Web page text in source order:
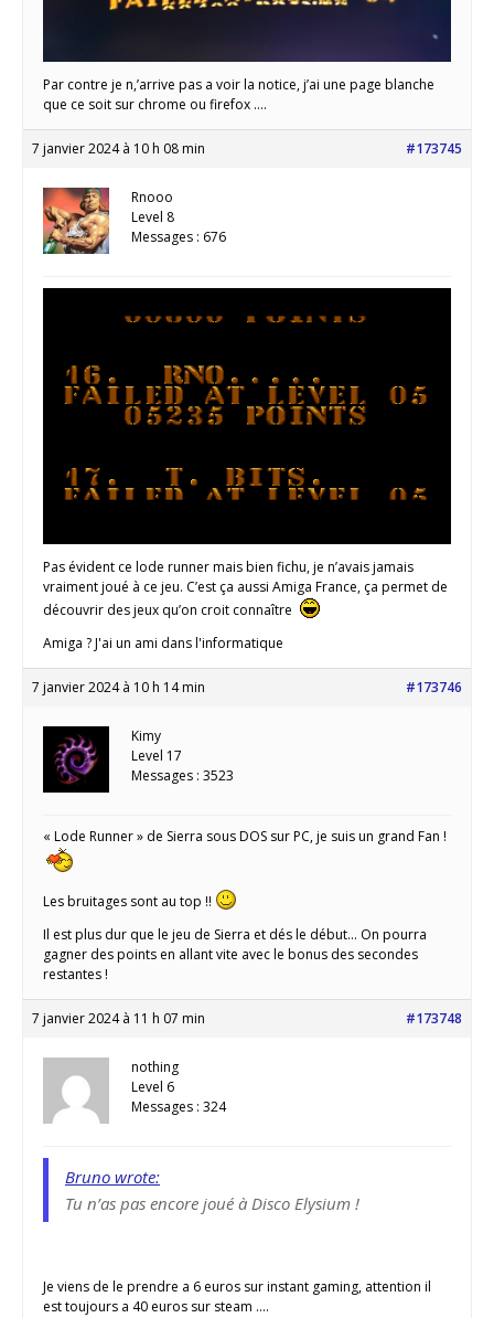
Par contre je n,’arrive pas a voir la notice, j’ai une page blanche
que ce soit sur chrome ou firefox ….
7 janvier 2024 à 10 h 08 min #173745
Rnooo
Level 8
Messages : 676
Pas évident ce lode runner mais bien fichu, je n’avais jamais
vraiment joué à ce jeu. C’est ça aussi Amiga France, ça permet de
découvrir des jeux qu’on croit connaître
Amiga ? J'ai un ami dans l'informatique
7 janvier 2024 à 10 h 14 min #173746
Kimy
Level 17
Messages : 3523
« Lode Runner » de Sierra sous DOS sur PC, je suis un grand Fan !
Les bruitages sont au top !!
Il est plus dur que le jeu de Sierra et dés le début… On pourra
gagner des points en allant vite avec le bonus des secondes
restantes !
7 janvier 2024 à 11 h 07 min #173748
nothing
Level 6
Messages : 324
Bruno wrote:
Tu n’as pas encore joué à Disco Elysium !
Je viens de le prendre a 6 euros sur instant gaming, attention il
est toujours a 40 euros sur steam ….